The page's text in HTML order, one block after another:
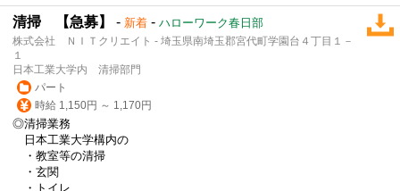
清掃 【急募】 - 新着 - ハローワーク春日部
株式会社 ＮＩＴクリエイト - 埼玉県南埼玉郡宮代町学園台４丁目１－
１
日本工業大学内 清掃部門
パート
時給 1,150円 ～ 1,170円
◎清掃業務
日本工業大学構内の
・教室等の清掃
・玄関
・トイレ